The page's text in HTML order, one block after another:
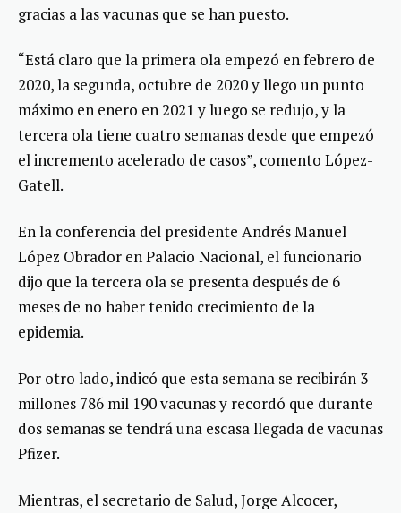
gracias a las vacunas que se han puesto.
“Está claro que la primera ola empezó en febrero de
2020, la segunda, octubre de 2020 y llego un punto
máximo en enero en 2021 y luego se redujo, y la
tercera ola tiene cuatro semanas desde que empezó
el incremento acelerado de casos”, comento López-
Gatell.
En la conferencia del presidente Andrés Manuel
López Obrador en Palacio Nacional, el funcionario
dijo que la tercera ola se presenta después de 6
meses de no haber tenido crecimiento de la
epidemia.
Por otro lado, indicó que esta semana se recibirán 3
millones 786 mil 190 vacunas y recordó que durante
dos semanas se tendrá una escasa llegada de vacunas
Pfizer.
Mientras, el secretario de Salud, Jorge Alcocer,